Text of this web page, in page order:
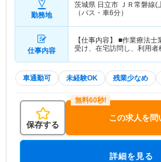
勤務地
茨城県 日立市 ＪＲ常磐線(
（バス・車6分）
仕事内容
【仕事内容】 ■作業療法
受け、在宅訪問し、利用
車通勤可 未経験OK 残業少なめ
保存する
この求人を問
詳細を見る